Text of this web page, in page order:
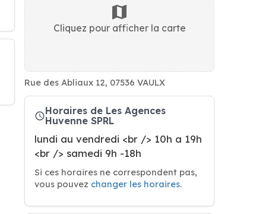
Cliquez pour afficher la carte
Rue des Abliaux 12, 07536 VAULX
Horaires de Les Agences
Huvenne SPRL
lundi au vendredi <br /> 10h a 19h
<br /> samedi 9h -18h
Si ces horaires ne correspondent pas,
vous pouvez changer les horaires.